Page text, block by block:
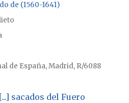
de (1560-1641)
de España, Madrid, R/6088
sacados del Fuero